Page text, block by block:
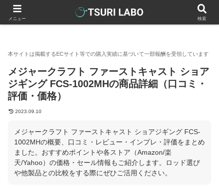
釣りラボマガジン 製品一覧 メジャークラフト ファーストキャ
メジャークラフト ファーストキャスト ショア
ジギング FCS-1002MHの商品詳細（口コミ・
評価・価格）
2023.09.10
メジャークラフト ファーストキャスト ショアジギング FCS-
1002MHの概要、口コミ・レビュー・インプレ・評価をまとめ
ました。おすすめポイントや各ストア（Amazon/楽
天/Yahoo）の価格・セール情報もご紹介します。ロッド選び
や他製品との比較をする際にぜひご活用ください。
メニュー 検索